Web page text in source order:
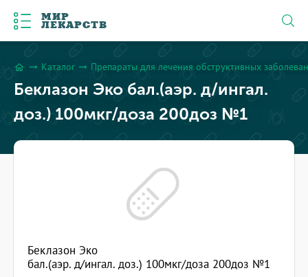
МИР
ЛЕКАРСТВ
home arrow_right_alt Каталог arrow_right_alt Препараты для лечения обструктивных
Беклазон Эко бал.(аэр. д/ингал.
доз.) 100мкг/доза 200доз №1
Беклазон Эко
бал.(аэр. д/ингал. доз.) 100мкг/доза 200доз №1